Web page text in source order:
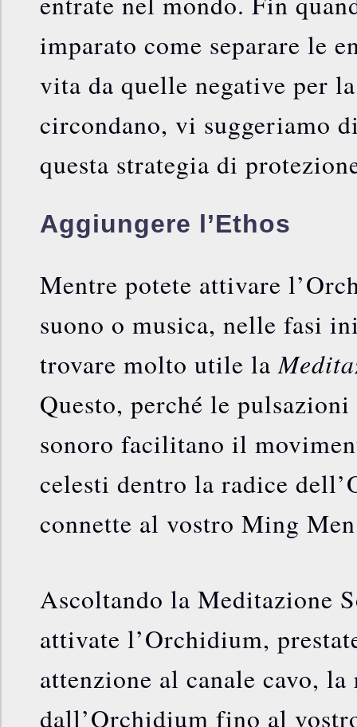
imparato come separare le
vita da quelle negative per
circondano, vi suggeriamo
questa strategia di
Aggiungere l’Ethos
Mentre potete attivare
suono o musica, nelle fasi
trovare molto utile la
Questo, perché le
sonoro facilitano il
celesti dentro la radice
connette al vostro Ming
Ascoltando la Meditazione
attivate l’Orchidium,
attenzione al canale cavo,
dall’Orchidium fino al